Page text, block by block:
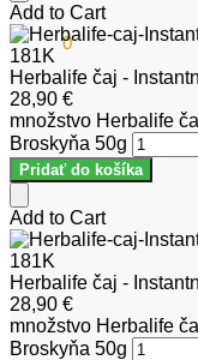
0,00€ 0
Add to Cart
Herbalife čaj -
28,90 €
množstvo Herbalife
Broskyňa 50g
Pridať do košíka
Add to Cart
Herbalife čaj -
28,90 €
množstvo Herbalife
Broskyňa 50g